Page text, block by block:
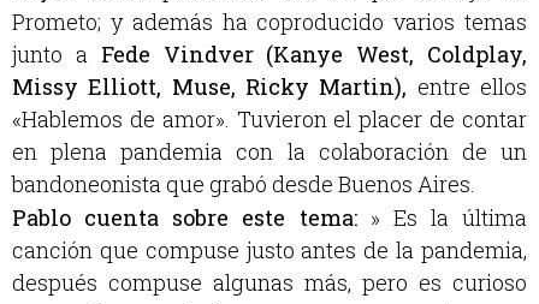
Prometo; y además ha coproducido varios temas
junto a Fede Vindver (Kanye West, Coldplay,
Missy Elliott, Muse, Ricky Martin), entre ellos
«Hablemos de amor». Tuvieron el placer de contar
en plena pandemia con la colaboración de un
bandoneonista que grabó desde Buenos Aires.
Pablo cuenta sobre este tema:» Es la última
canción que compuse justo antes de la pandemia,
después compuse algunas más, pero es curioso